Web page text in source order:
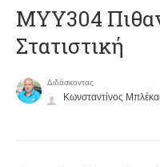
ΜΥΥ304
Στατιστική
Διδάσκοντας
Κωνσταντίνος